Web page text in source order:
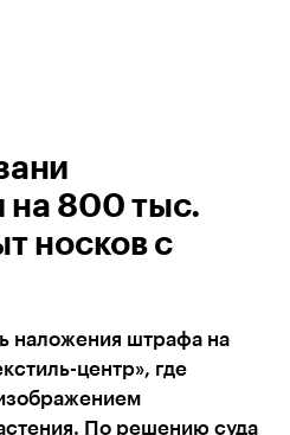
на 800 тыс.
носков с
наложения штрафа на
центр», где
По решению суда